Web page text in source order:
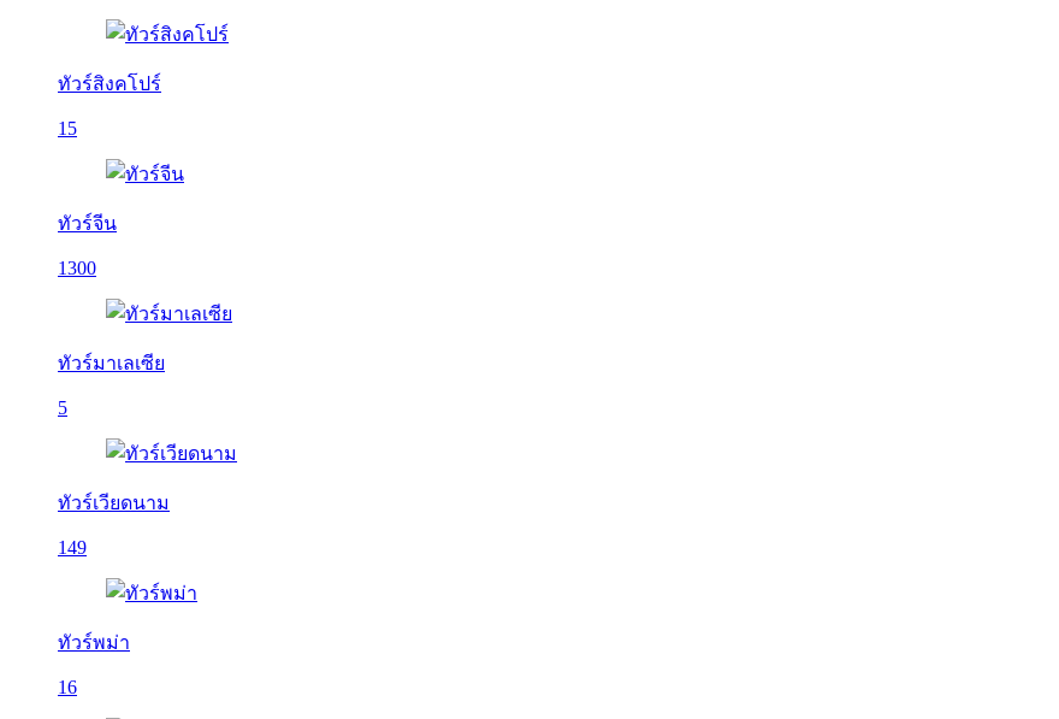
ทัวร์สิงคโปร์
15
ทัวร์จีน
1300
ทัวร์มาเลเซีย
5
ทัวร์เวียดนาม
149
ทัวร์พม่า
16